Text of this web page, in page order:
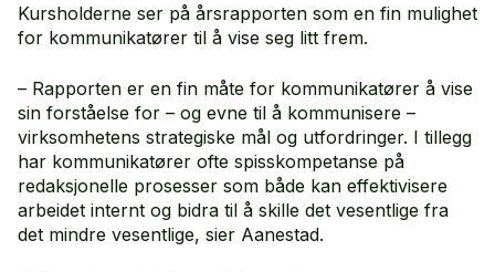
Kursholderne ser på årsrapporten som en fin mulighet
for kommunikatører til å vise seg litt frem.
– Rapporten er en fin måte for kommunikatører å vise
sin forståelse for – og evne til å kommunisere –
virksomhetens strategiske mål og utfordringer. I tillegg
har kommunikatører ofte spisskompetanse på
redaksjonelle prosesser som både kan effektivisere
arbeidet internt og bidra til å skille det vesentlige fra
det mindre vesentlige, sier Aanestad.